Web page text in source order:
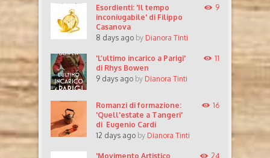
Esordienti: 'Il tempo
inconiugabile' di Filippo
Casanova
8 days ago by Dianora Tinti
9
'L’ultimo incarico a Parigi'
di Rhys Bowen
9 days ago by Dianora Tinti
11
Romanzi di formazione:
'Quell'estate a Tangeri'
di Eugenio Cardi
12 days ago by Dianora Tinti
16
'Movimento Artistico
24